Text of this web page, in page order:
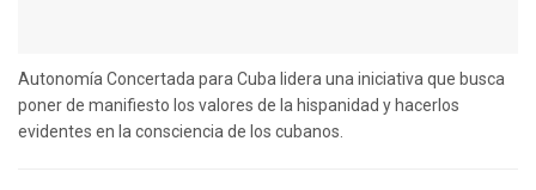
Autonomía Concertada para Cuba lidera una iniciativa que busca
poner de manifiesto los valores de la hispanidad y hacerlos
evidentes en la consciencia de los cubanos.